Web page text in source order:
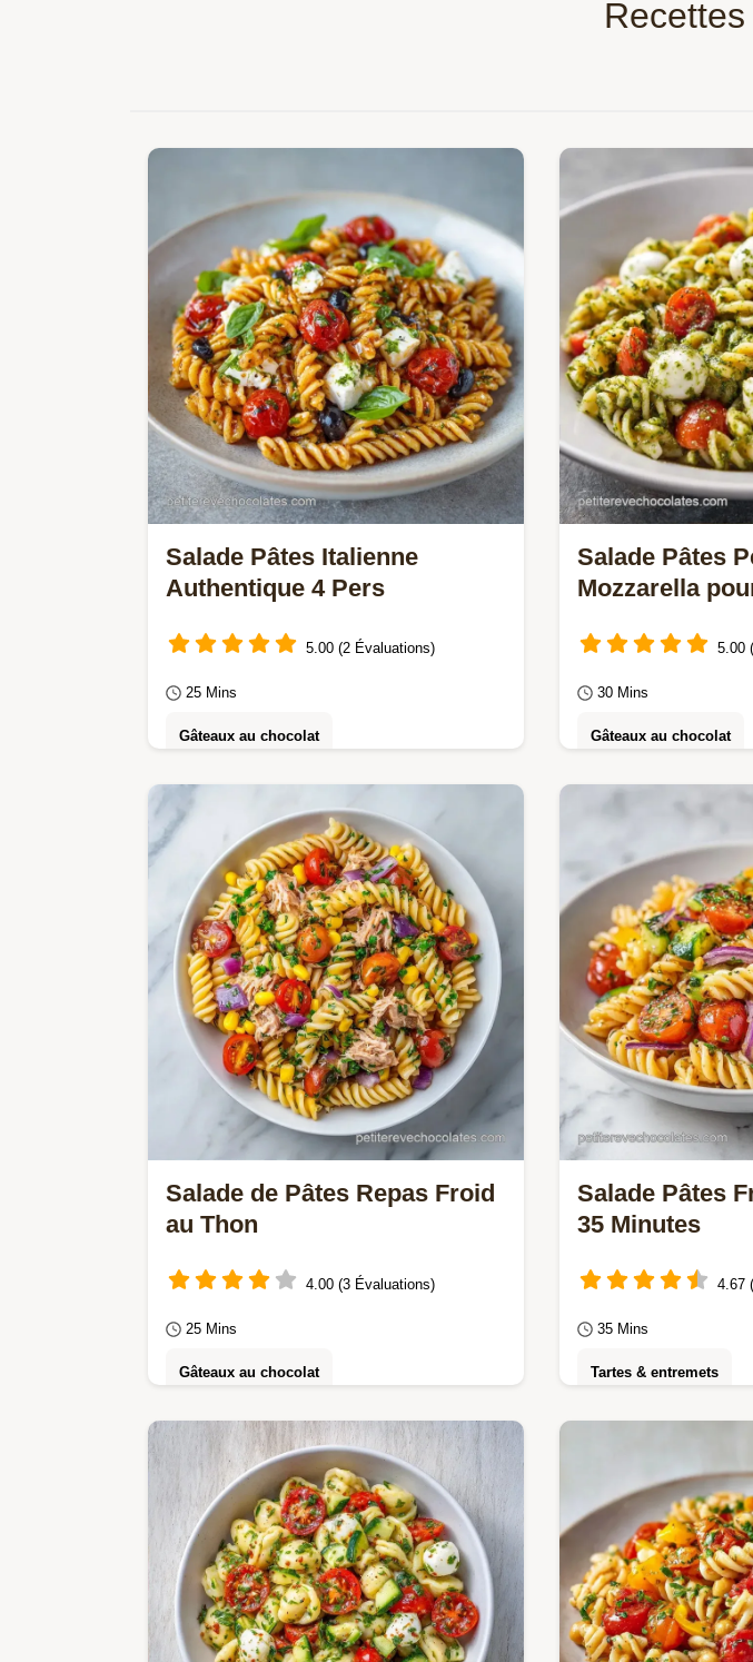
Salade Pâtes Italienne
Authentique 4 Pers
5.00 (2 Évaluations)
25 Mins
Gâteaux au chocolat
Salade pâtes italienne authentique et
fraîche. Une salade de pâtes
traditionnelle et froide simple.
Salade Pâtes
Mozzarella
5.00
30 Mins
Gâteaux au chocolat
Préparez cette
mozzarella
salade de pâtes
tomate avec
Salade de Pâtes Repas Froid
au Thon
4.00 (3 Évaluations)
25 Mins
Gâteaux au chocolat
Optez pour cette salade de pâtes
repas froid. Une salade de pâtes
froide au thon croquante.
Salade Pâtes
35 Minutes
4.67
35 Mins
Tartes & entremets
Cette Salade
rapide pour pique-
checklist d'erreurs.